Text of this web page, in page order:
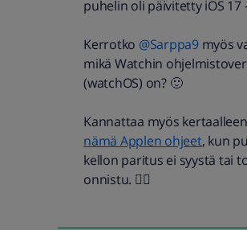
puhelin oli päivitetty iOS 17
Kerrotko @Sarppa9myös
mikä Watchin
(watchOS) on? 🙂
Kannattaa myös
nämä Applen ohjeet, kun
kellon paritus ei syystä tai
onnistu. 👍🏼